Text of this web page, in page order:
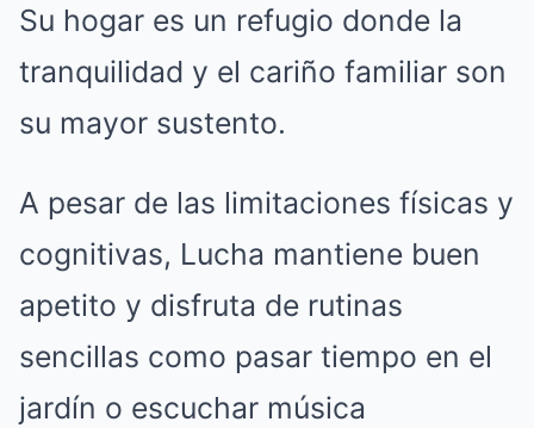
Su hogar es un refugio donde la
tranquilidad y el cariño familiar son
su mayor sustento.
A pesar de las limitaciones físicas y
cognitivas, Lucha mantiene buen
apetito y disfruta de rutinas
sencillas como pasar tiempo en el
jardín o escuchar música